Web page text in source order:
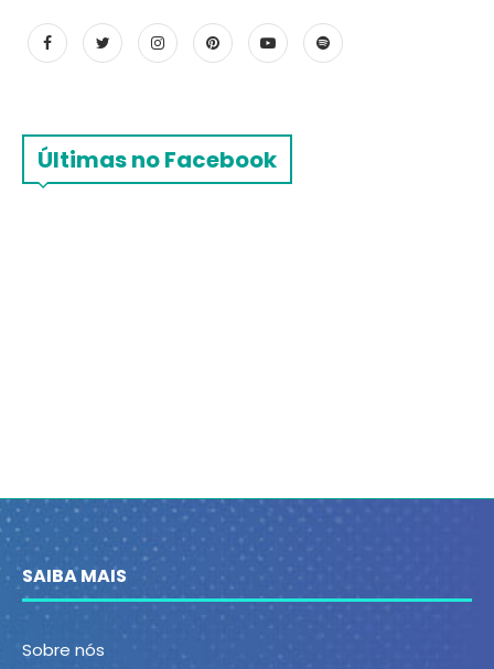
Últimas no Facebook
SAIBA MAIS
Sobre nós